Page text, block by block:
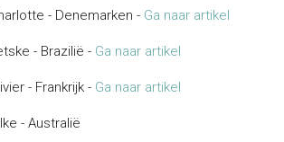
- Denemarken - Ga naar artikel
- Brazilië - Ga naar artikel
- Frankrijk - Ga naar artikel
- Australië